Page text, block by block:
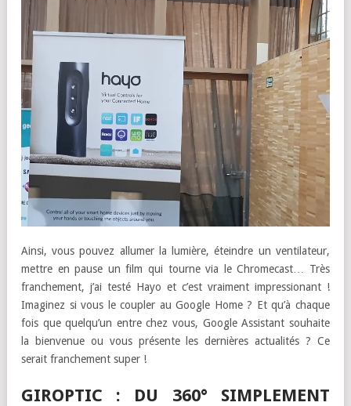
Ainsi, vous pouvez allumer la lumière, éteindre un ventilateur,
mettre en pause un film qui tourne via le Chromecast… Très
franchement, j’ai testé Hayo et c’est vraiment impressionant !
Imaginez si vous le coupler au Google Home ? Et qu’à chaque
fois que quelqu’un entre chez vous, Google Assistant souhaite
la bienvenue ou vous présente les dernières actualités ? Ce
serait franchement super !
GIROPTIC : DU 360° SIMPLEMENT